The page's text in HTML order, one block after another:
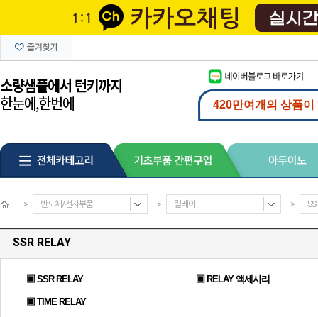
> 반도체/전자부품 > 릴레이 >
SSR RELAY
▣ SSR RELAY ▣ RELAY 액세사리
▣ TIME RELAY